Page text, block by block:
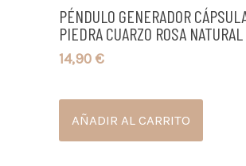
PÉNDULO GENERADOR
PIEDRA CUARZO ROSA NATURAL
14,90 €
AÑADIR AL CARRITO